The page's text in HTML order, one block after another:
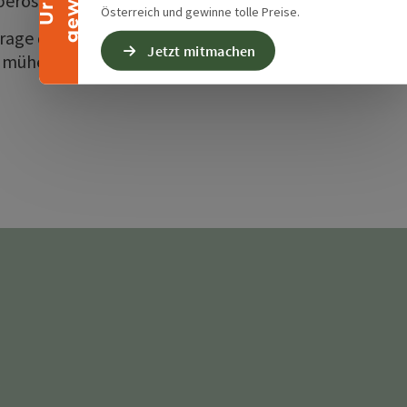
Österreich und gewinne tolle Preise.
Jetzt mitmachen
der Freiheit wird. Echt,
360°.